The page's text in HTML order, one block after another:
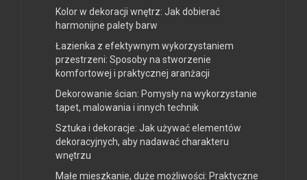
Kolor w dekoracji wnętrz: Jak dobierać
harmonijne palety barw
Łazienka z efektywnym wykorzystaniem
przestrzeni: Sposoby na stworzenie
komfortowej i praktycznej aranżacji
Dekorowanie ścian: Pomysły na wykorzystanie
tapet, malowania i innych technik
Sztuka i dekoracje: Jak używać elementów
dekoracyjnych, aby nadawać charakteru
wnętrzu
Małe mieszkanie, duże możliwości: Praktyczne